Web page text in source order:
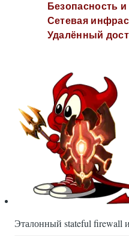
Безопасность
Сетевая
Удалённый
Эталонный stateful firewall